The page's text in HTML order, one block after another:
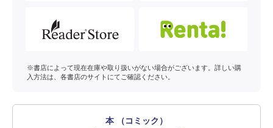
※書店によって現在在庫や取り扱いがない場合がございます。詳しい購
入方法は、各書店のサイトにてご確認ください。
本 （コミック）